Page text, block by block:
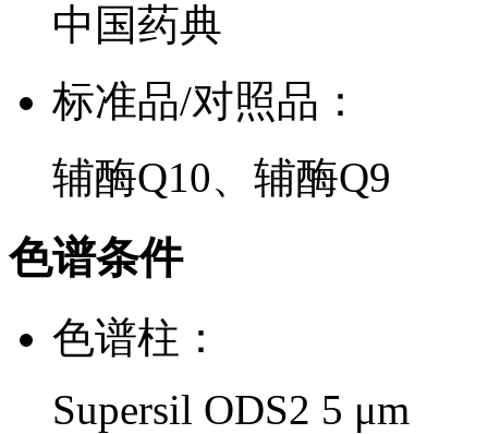
中国药典
标准品/对照品：
辅酶Q10、辅酶Q9
色谱条件
色谱柱：
Supersil ODS2 5 μm